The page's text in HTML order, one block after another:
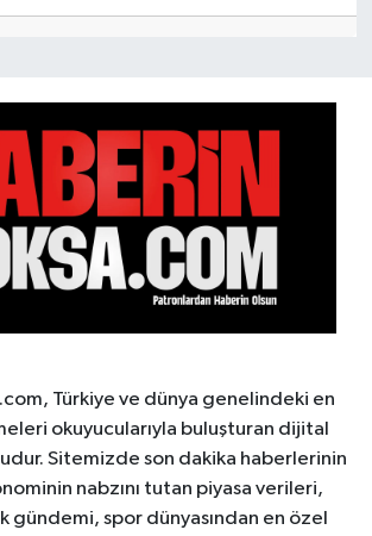
Türkiye ve dünya genelindeki en
okuyucularıyla buluşturan dijital
Sitemizde son dakika haberlerinin
nabzını tutan piyasa verileri,
gündemi, spor dünyasından en özel